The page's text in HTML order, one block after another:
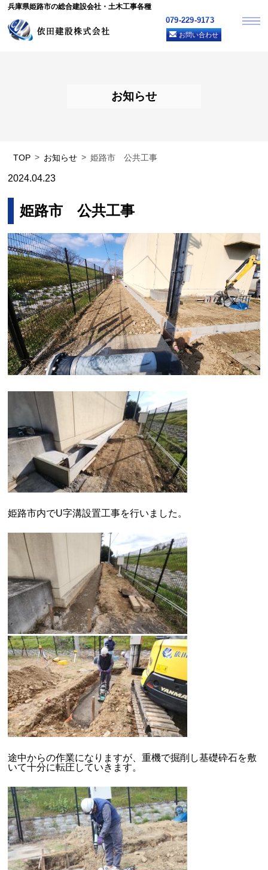
兵庫県姫路市の総合建設会社・土木工事各種
079-229-9173
お問い合わせ
お知らせ
TOP お知らせ 姫路市 公共工事
2024.04.23
姫路市 公共工事
姫路市内でU字溝設置工事を行いました。
途中からの作業になりますが、重機で掘削し基礎砕石を敷
いて十分に転圧していきます。